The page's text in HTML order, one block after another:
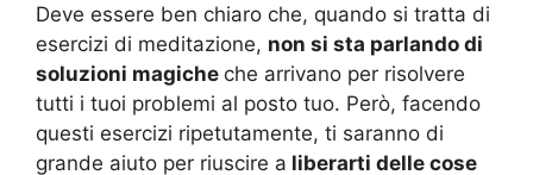
Deve essere ben chiaro che, quando si tratta di
esercizi di meditazione, non si sta parlando di
soluzioni magiche che arrivano per risolvere
tutti i tuoi problemi al posto tuo. Però, facendo
questi esercizi ripetutamente, ti saranno di
grande aiuto per riuscire a liberarti delle cose